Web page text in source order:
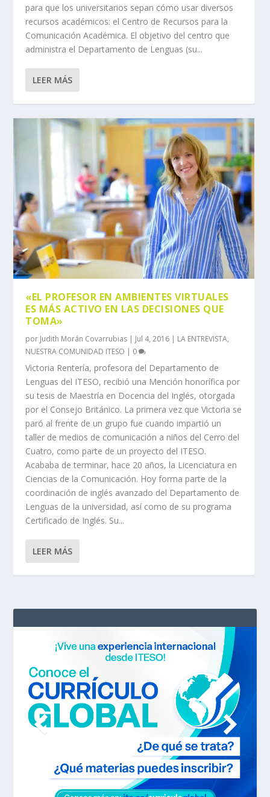
para que los universitarios sepan cómo usar diversos
recursos académicos: el Centro de Recursos para la
Comunicación Académica. El objetivo del centro que
administra el Departamento de Lenguas (su...
LEER MÁS
«EL PROFESOR EN AMBIENTES VIRTUALES
ES MÁS ACTIVO EN LAS DECISIONES QUE
TOMA»
por Judith Morán Covarrubias | Jul 4, 2016 | LA ENTREVISTA,
NUESTRA COMUNIDAD ITESO | 0
Victoria Rentería, profesora del Departamento de
Lenguas del ITESO, recibió una Mención honorífica por
su tesis de Maestría en Docencia del Inglés, otorgada
por el Consejo Británico. La primera vez que Victoria se
paró al frente de un grupo fue cuando impartió un
taller de medios de comunicación a niños del Cerro del
Cuatro, como parte de un proyecto del ITESO.
Acababa de terminar, hace 20 años, la Licenciatura en
Ciencias de la Comunicación. Hoy forma parte de la
coordinación de inglés avanzado del Departamento de
Lenguas de la universidad, así como de su programa
Certificado de Inglés. Su...
LEER MÁS